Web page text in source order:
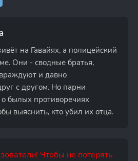
на Гавайях, а полицейский
Они - сводные братья,
и давно
с другом. Но парни
былых противоречиях
выяснить, кто убил их отца.
Чтобы не потерять